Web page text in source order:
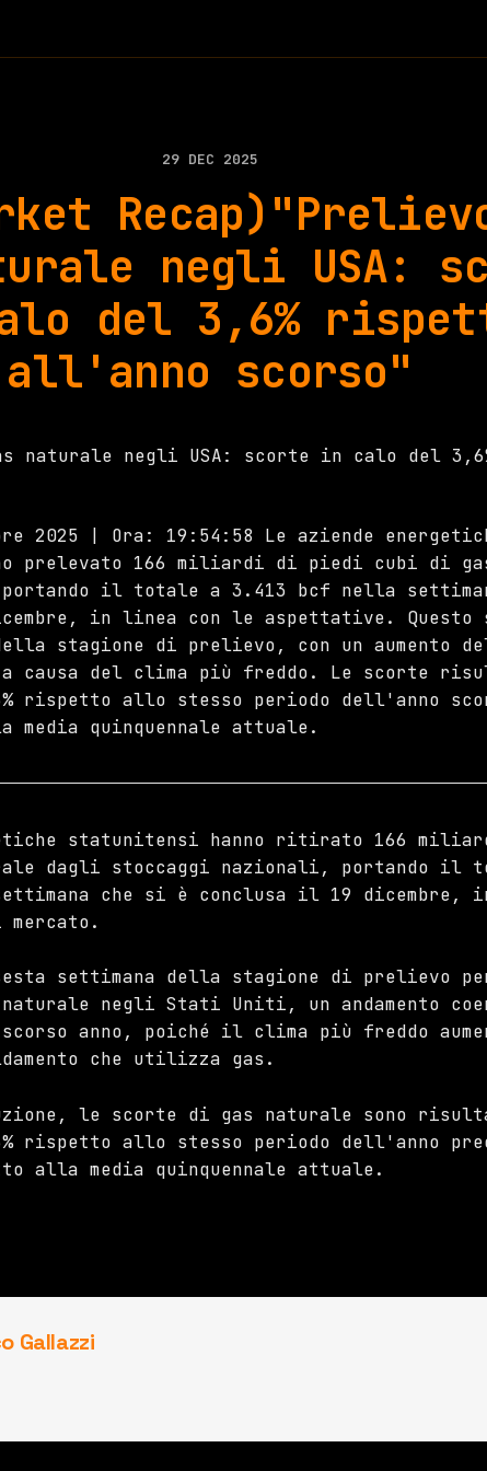
29 DEC 2025
negli USA:
del 3,6%
all'anno scorso"
2025 | Ora: 19:54:58 Le aziende
prelevato 166 miliardi di piedi cubi di
il totale a 3.413 bcf nella
in linea con le aspettative. Questo
stagione di prelievo, con un aumento
causa del clima più freddo. Le scorte
rispetto allo stesso periodo dell'anno
media quinquennale attuale.
statunitensi hanno ritirato 166
dagli stoccaggi nazionali, portando il
che si è conclusa il 19 dicembre,
settimana della stagione di prelievo
negli Stati Uniti, un andamento
anno, poiché il clima più freddo
che utilizza gas.
le scorte di gas naturale sono
rispetto allo stesso periodo dell'anno
alla media quinquennale attuale.
Gallazzi